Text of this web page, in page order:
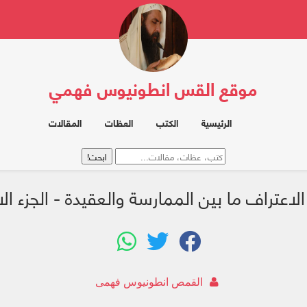
موقع القس انطونيوس فهمي
الرئيسية الكتب العظات المقالات
ما بين الممارسة والعقيدة - الجزء
القمص انطونيوس فهمى